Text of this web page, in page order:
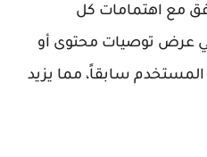
مع اهتمامات كل
عرض توصيات محتوى أو
سابقاً، مما يزيد